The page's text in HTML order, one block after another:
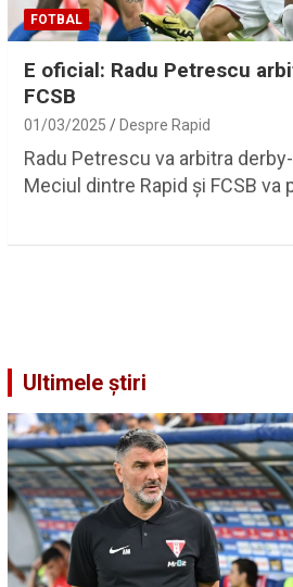
FOTBAL
E oficial: Radu Petrescu
FCSB
01/03/2025 Despre Rapid
Radu Petrescu va arbitra
Meciul dintre Rapid și FCSB va
Ultimele știri